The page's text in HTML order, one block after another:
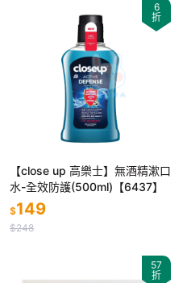
6
折
【close up 高樂士】無酒精漱口
水-全效防護(500ml)【6437】
$149
$248
57
折